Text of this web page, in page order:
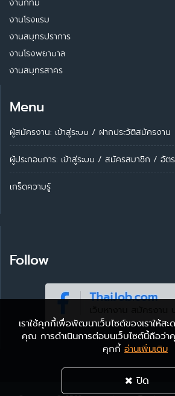
งานกทม
งานโรงแรม
งานสมุทรปราการ
งานโรงพยาบาล
งานสมุทรสาคร
Menu
ผู้สมัครงาน: เข้าสู่ระบบ / ฝากประวัติสมัครงาน
ผู้ประกอบการ: เข้าสู่ระบบ / สมัครสมาชิก / อัต
เกร็ดความรู้
Follow
เราใช้คุกกี้เพื่อพัฒนาเว็บไซต์ของเราให้ส
คุณ การดำเนินการต่อบนเว็บไซต์นี้ถือว่า
คุกกี้ อ่านเพิ่มเติม
ปิด